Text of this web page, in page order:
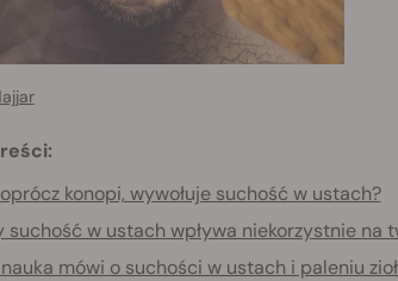
konopi, wywołuje suchość w ustach?
suchość w ustach wpływa niekorzystnie na
mówi o suchości w ustach i paleniu